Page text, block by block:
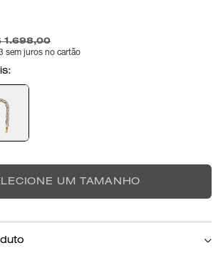
1.698,00
sem juros no cartão
UM TAMANHO